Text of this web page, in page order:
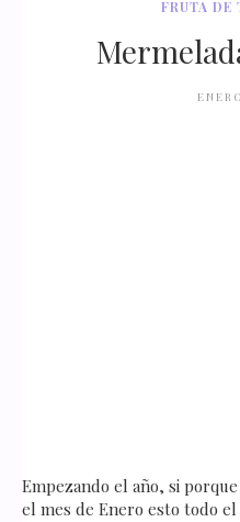
FRUTA DE
Empezando el año, si
el mes de Enero esto todo